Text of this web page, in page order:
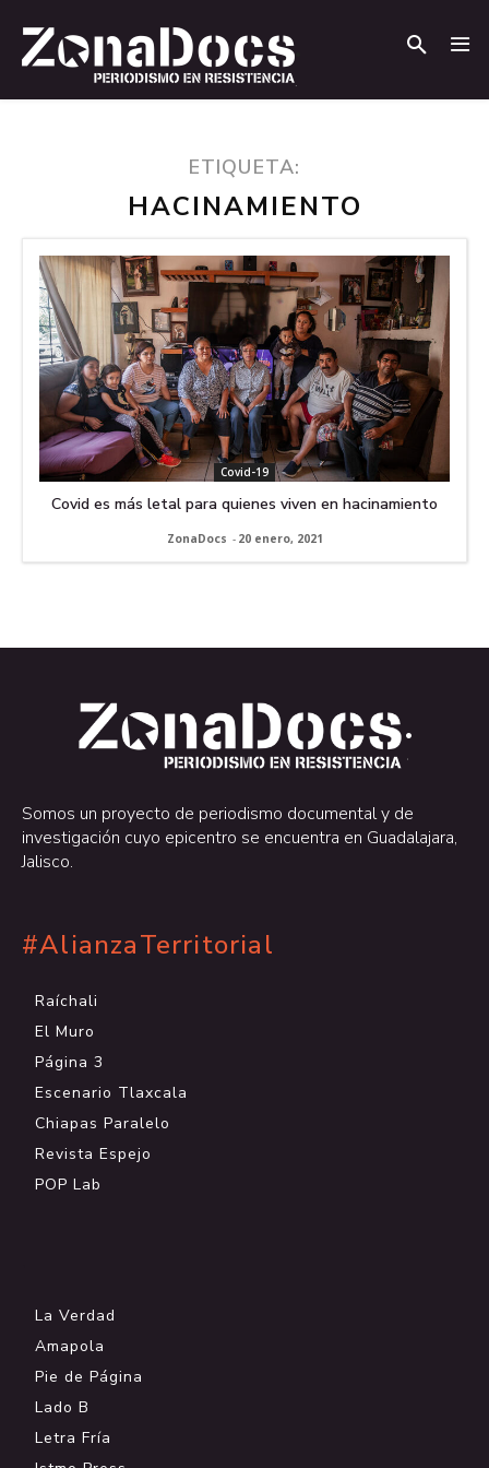
ETIQUETA:
HACINAMIENTO
Covid-19
Covid es más letal para quienes viven en hacinamiento
ZonaDocs - 20 enero, 2021
.
.
Somos un proyecto de periodismo documental y de
investigación cuyo epicentro se encuentra en Guadalajara,
Jalisco.
#AlianzaTerritorial
Raíchali
El Muro
Página 3
Escenario Tlaxcala
Chiapas Paralelo
Revista Espejo
POP Lab
La Verdad
Amapola
Pie de Página
Lado B
Letra Fría